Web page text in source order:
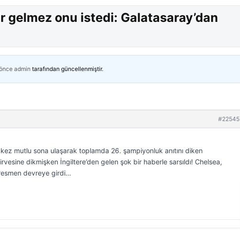
gelmez onu istedi: Galatasaray’dan
admin tarafından güncellenmiştir.
#22545
mutlu sona ulaşarak toplamda 26. şampiyonluk anıtını diken
dikmişken İngiltere’den gelen şok bir haberle sarsıldı! Chelsea,
devreye girdi…